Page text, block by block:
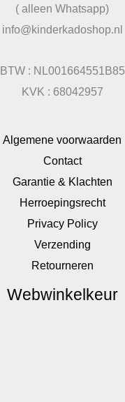
( alleen Whatsapp)
info@kinderkadoshop.nl
BTW : NL001664551B85
KVK : 68042957
Algemene voorwaarden
Contact
Garantie & Klachten
Herroepingsrecht
Privacy Policy
Verzending
Retourneren
Webwinkelkeur